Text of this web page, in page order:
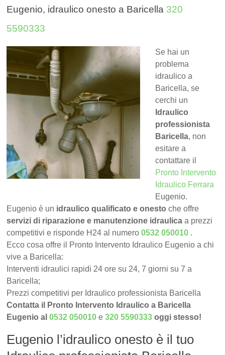
Eugenio, idraulico onesto a Baricella 320
5590333
Se hai un
problema
idraulico a
Baricella, se
cerchi un
Idraulico
professionista
Baricella, non
esitare a
contattare il
Pronto Intervento
Idraulico Ferrara
Eugenio.
Eugenio è un idraulico qualificato e onesto che offre
servizi di riparazione e manutenzione idraulica a prezzi
competitivi e risponde H24 al numero0532 050010 .
Ecco cosa offre il Pronto Intervento Idraulico Eugenio a chi
vive a Baricella:
Interventi idraulici rapidi 24 ore su 24, 7 giorni su 7 a
Baricella;
Prezzi competitivi per Idraulico professionista Baricella
Contatta il Pronto Intervento Idraulico a Baricella
Eugenio al0532 050010 e320 5590333 oggi stesso!
Eugenio l’idraulico onesto è il tuo